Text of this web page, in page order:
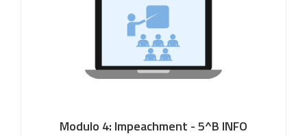
Modulo 4: Impeachment - 5^B INFO